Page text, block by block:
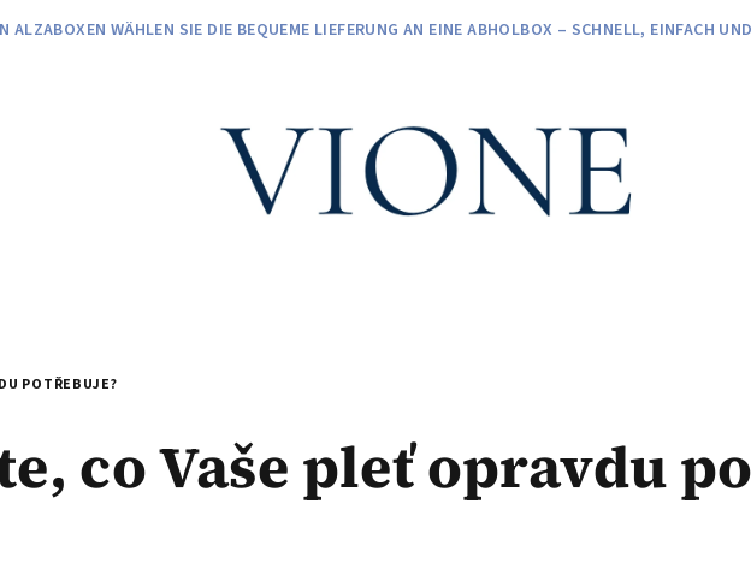
ALZABOXEN WÄHLEN SIE DIE BEQUEME LIEFERUNG AN EINE ABHOLBOX – SCHNELL, EINFACH
POTŘEBUJE?
co Vaše pleť opravdu